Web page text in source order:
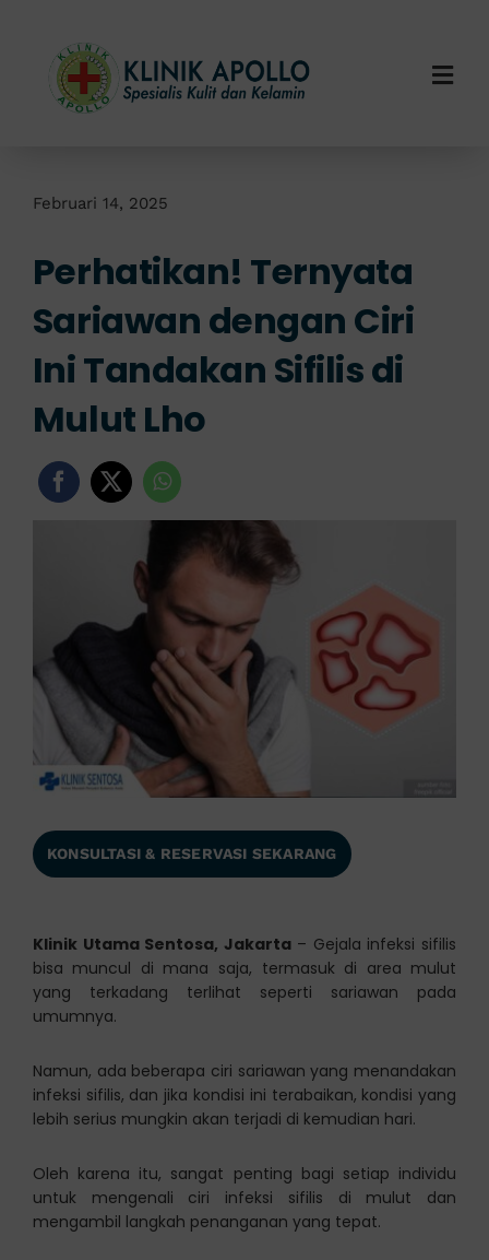
content
Layanan Kami
Info Klinik
Februari 14, 2025
Perhatikan! Ternyata
Sariawan dengan Ciri
Ini Tandakan Sifilis di
Mulut Lho
KONSULTASI & RESERVASI SEKARANG
Klinik Utama Sentosa, Jakarta– Gejala infeksi sifilis
bisa muncul di mana saja, termasuk di area mulut
yang terkadang terlihat seperti sariawan pada
umumnya.
Namun, ada beberapa ciri sariawan yang menandakan
infeksi sifilis, dan jika kondisi ini terabaikan, kondisi yang
lebih serius mungkin akan terjadi di kemudian hari.
Oleh karena itu, sangat penting bagi setiap individu
untuk mengenali ciri infeksi sifilis di mulut dan
mengambil langkah penanganan yang tepat.